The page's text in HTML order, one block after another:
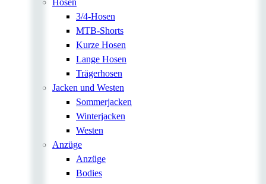
3/4-Hosen
MTB-Shorts
Kurze Hosen
Lange Hosen
Trägerhosen
Jacken und Westen
Sommerjacken
Winterjacken
Westen
Anzüge
Anzüge
Bodies